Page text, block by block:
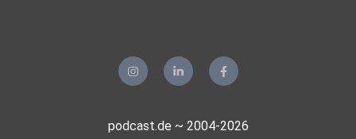
podcast.de ~ 2004-2026